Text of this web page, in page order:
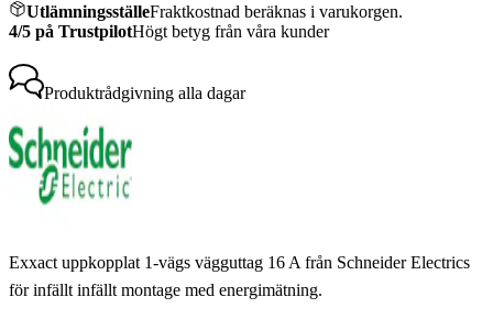
UtlämningsställeFraktkostnad beräknas i varukorgen.
4/5 på TrustpilotHögt betyg från våra kunder
Produktrådgivning alla dagar
Exxact uppkopplat 1-vägs vägguttag 16 A från Schneider Electrics
för infällt infällt montage med energimätning.